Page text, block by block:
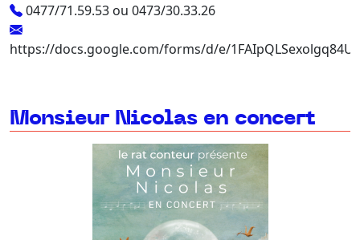
0477/71.59.53 ou 0473/30.33.26
https://docs.google.com/forms/d/e/
Monsieur Nicolas en concert